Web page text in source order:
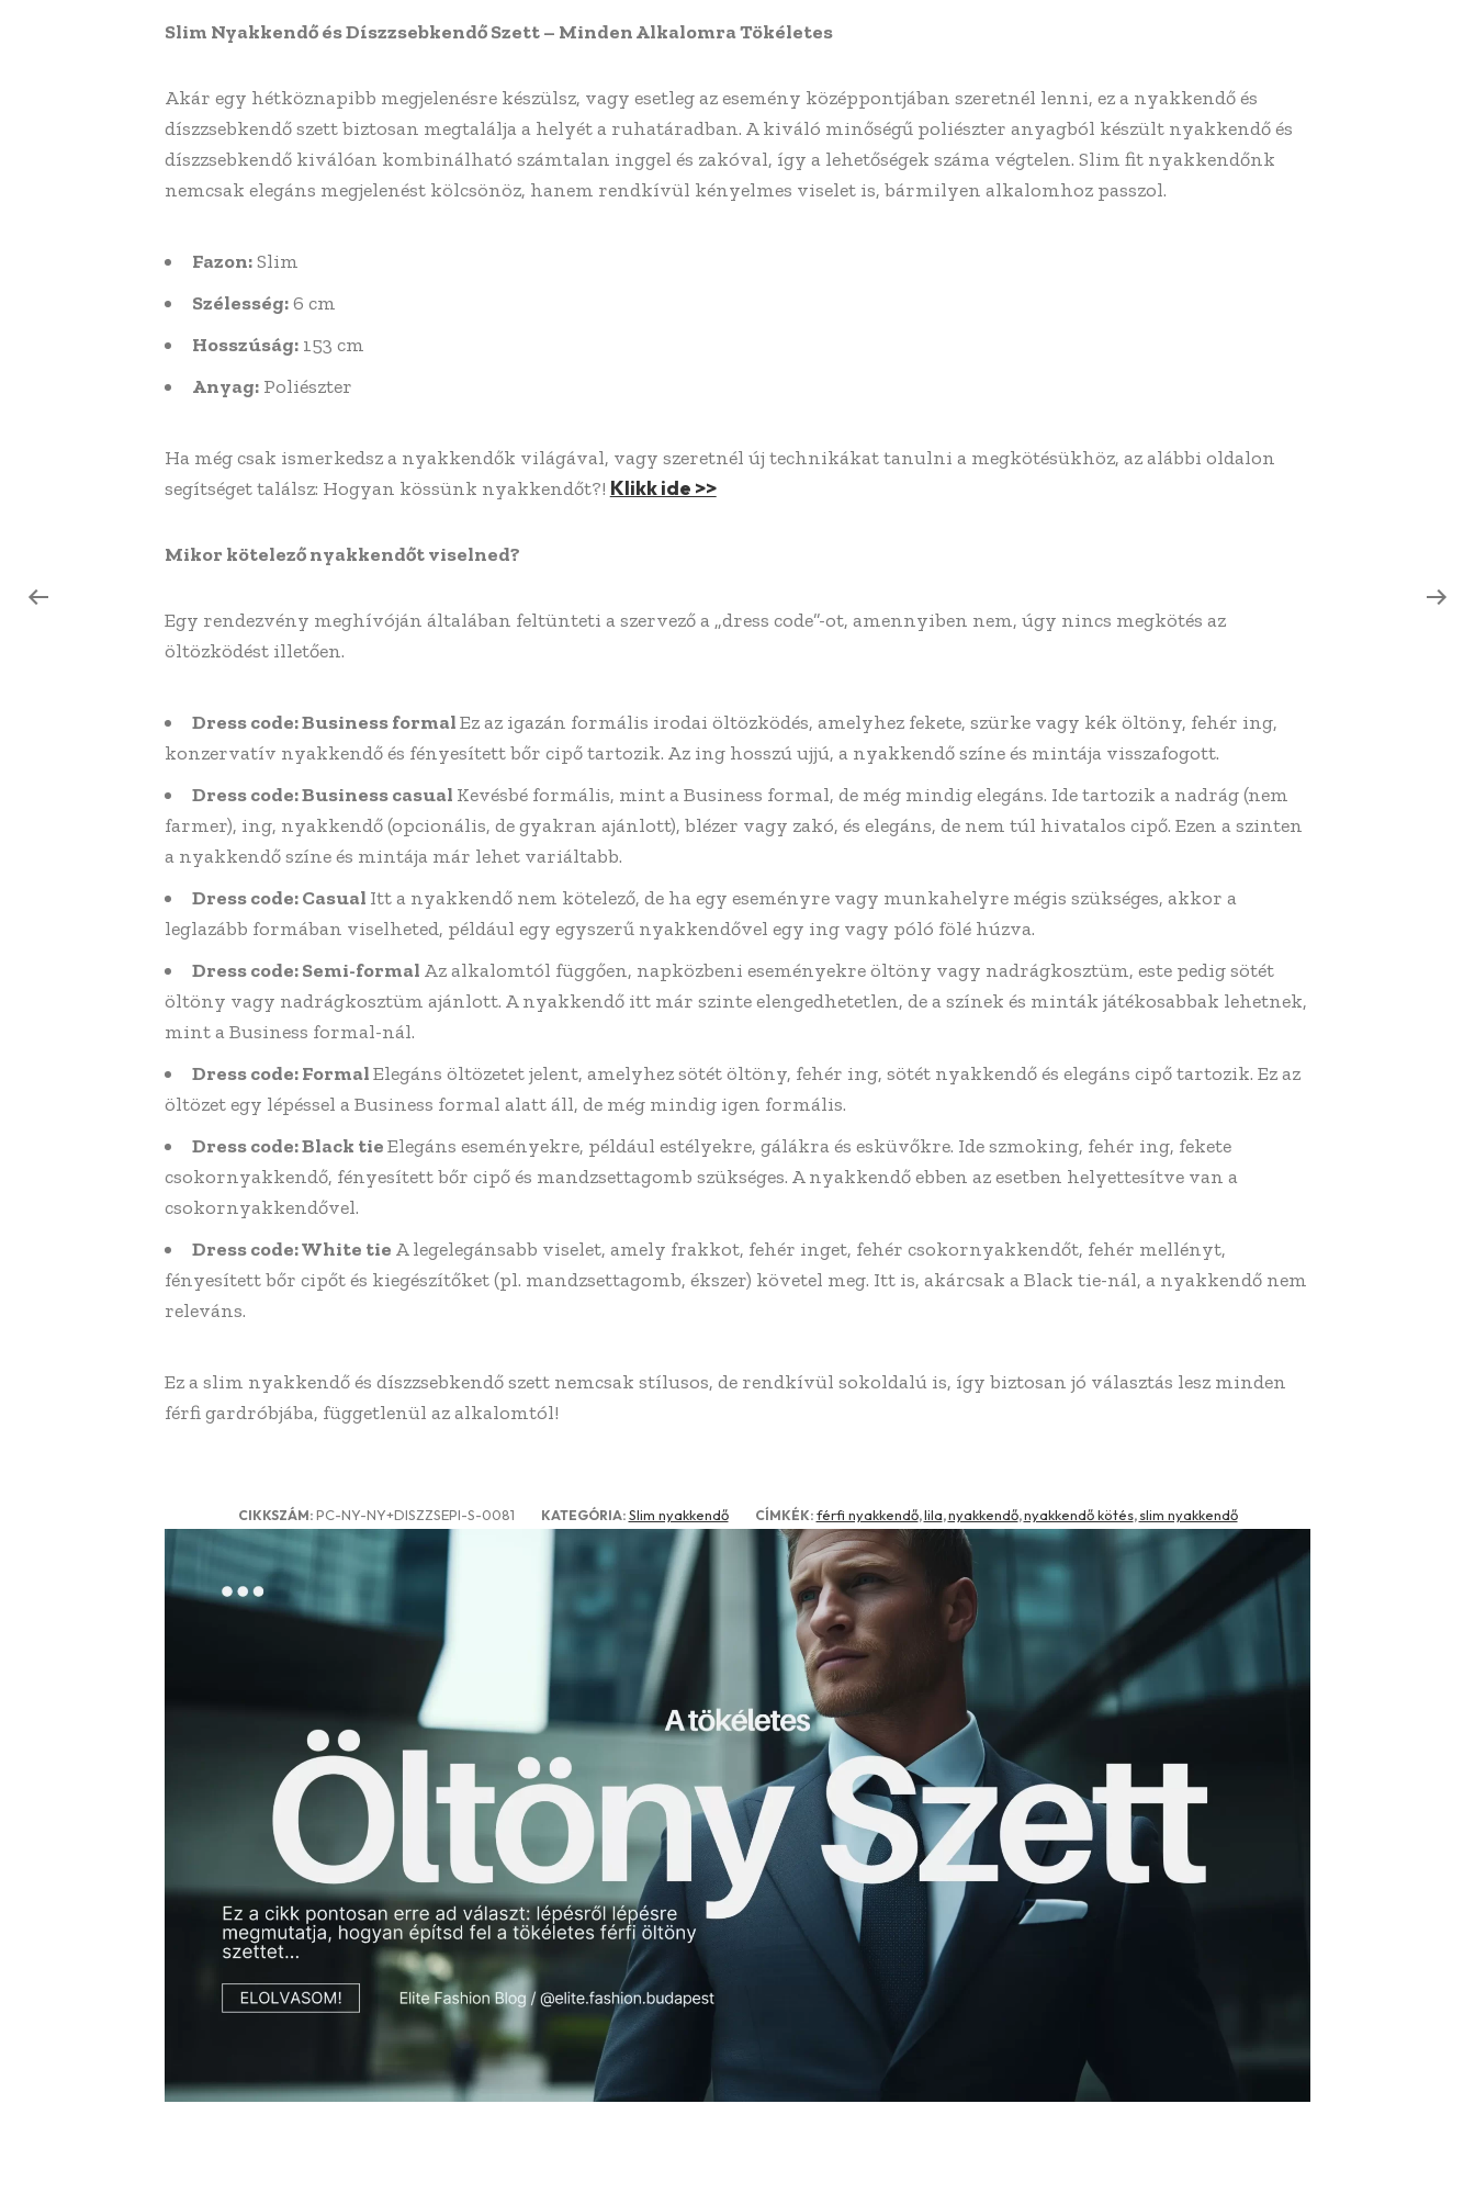
Slim Nyakkendő és Díszzsebkendő Szett – Minden Alkalomra Tökéletes
Akár egy hétköznapibb megjelenésre készülsz, vagy esetleg az esemény középpontjában szeretnél lenni, ez a nyakkendő és
díszzsebkendő szett biztosan megtalálja a helyét a ruhatáradban. A kiváló minőségű poliészter anyagból készült nyakkendő és
díszzsebkendő kiválóan kombinálható számtalan inggel és zakóval, így a lehetőségek száma végtelen. Slim fit nyakkendőnk
nemcsak elegáns megjelenést kölcsönöz, hanem rendkívül kényelmes viselet is, bármilyen alkalomhoz passzol.
Fazon:Slim
Szélesség:6 cm
Hosszúság:153 cm
Anyag:Poliészter
Ha még csak ismerkedsz a nyakkendők világával, vagy szeretnél új technikákat tanulni a megkötésükhöz, az alábbi oldalon
segítséget találsz: Hogyan kössünk nyakkendőt?! Klikk ide >>
Mikor kötelező nyakkendőt viselned?
Egy rendezvény meghívóján általában feltünteti a szervező a „dress code”-ot, amennyiben nem, úgy nincs megkötés az
öltözködést illetően.
Dress code: Business formalEz az igazán formális irodai öltözködés, amelyhez fekete, szürke vagy kék öltöny, fehér ing,
konzervatív nyakkendő és fényesített bőr cipő tartozik. Az ing hosszú ujjú, a nyakkendő színe és mintája visszafogott.
Dress code: Business casual Kevésbé formális, mint a Business formal, de még mindig elegáns. Ide tartozik a nadrág (nem
farmer), ing, nyakkendő (opcionális, de gyakran ajánlott), blézer vagy zakó, és elegáns, de nem túl hivatalos cipő. Ezen a szinten
a nyakkendő színe és mintája már lehet variáltabb.
Dress code: Casual Itt a nyakkendő nem kötelező, de ha egy eseményre vagy munkahelyre mégis szükséges, akkor a
leglazább formában viselheted, például egy egyszerű nyakkendővel egy ing vagy póló fölé húzva.
Dress code: Semi-formal Az alkalomtól függően, napközbeni eseményekre öltöny vagy nadrágkosztüm, este pedig sötét
öltöny vagy nadrágkosztüm ajánlott. A nyakkendő itt már szinte elengedhetetlen, de a színek és minták játékosabbak lehetnek,
mint a Business formal-nál.
Dress code: FormalElegáns öltözetet jelent, amelyhez sötét öltöny, fehér ing, sötét nyakkendő és elegáns cipő tartozik. Ez az
öltözet egy lépéssel a Business formal alatt áll, de még mindig igen formális.
Dress code: Black tieElegáns eseményekre, például estélyekre, gálákra és esküvőkre. Ide szmoking, fehér ing, fekete
csokornyakkendő, fényesített bőr cipő és mandzsettagomb szükséges. A nyakkendő ebben az esetben helyettesítve van a
csokornyakkendővel.
Dress code: White tie A legelegánsabb viselet, amely frakkot, fehér inget, fehér csokornyakkendőt, fehér mellényt,
fényesített bőr cipőt és kiegészítőket (pl. mandzsettagomb, ékszer) követel meg. Itt is, akárcsak a Black tie-nál, a nyakkendő nem
releváns.
Ez a slim nyakkendő és díszzsebkendő szett nemcsak stílusos, de rendkívül sokoldalú is, így biztosan jó választás lesz minden
férfi gardróbjába, függetlenül az alkalomtól!
CIKKSZÁM: PC-NY-NY+DISZZSEPI-S-0081 KATEGÓRIA: Slim nyakkendő CÍMKÉK: férfi nyakkendő,lila,nyakkendő,nyakkendő kötés, slim nyakkendő